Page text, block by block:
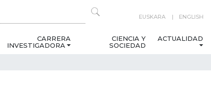
EUSKARA ENGLISH
CARRERA
INVESTIGADORA
CIENCIA Y
SOCIEDAD
ACTUALIDAD